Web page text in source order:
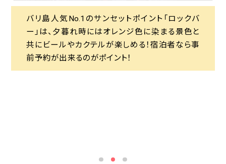
バリ島人気No.1のサンセットポイント「ロックバ
ー」は、夕暮れ時にはオレンジ色に染まる景色と
共にビールやカクテルが楽しめる！宿泊者なら事
前予約が出来るのがポイント！
バリ島は独自のバリヒンドゥー教が宗教の大部分
を占めているため、数多くの寺院観光や文化体験
が出来る場所があります。写真映えする寺院も多
く、観光時にも映え写真が狙えます♪
バリ島人気No.1のサンセットポイント「ロックバ
ー」は、夕暮れ時にはオレンジ色に染まる景色と
共にビールやカクテルが楽しめる！宿泊者なら事
前予約が出来るのがポイント！